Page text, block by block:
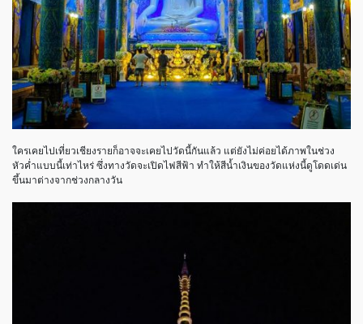
ใครเคยไปเที่ยวเชียงรายก็อาจจะเคยไปวัดนี้กันแล้ว แต่ยังไม่ค่อยได้ภาพในช่วง
หัวค่ำแบบนี้เท่าไหร่ ซึ่งทางวัดจะเปิดไฟสีฟ้า ทำให้สีน้ำเงินของวัดแห่งนี้ดูโดดเด่น
ขึ้นมาต่างจากช่วงกลางวัน